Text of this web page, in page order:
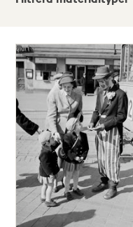
Lista
Karta
träffar